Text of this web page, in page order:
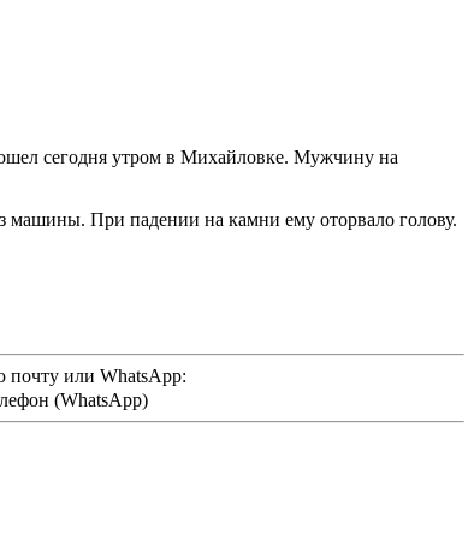
сегодня утром в Михайловке. Мужчину на
машины. При падении на камни ему оторвало голову.
почту или WhatsApp:
(WhatsApp)